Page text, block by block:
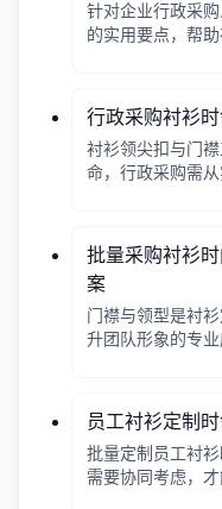
针对企业行政采
的实用要点，帮
行政采购衬衫
衬衫领尖扣与门
命，行政采购需
批量采购衬衫
案
门襟与领型是衬
升团队形象的专
员工衬衫定制
批量定制员工衬
需要协同考虑，